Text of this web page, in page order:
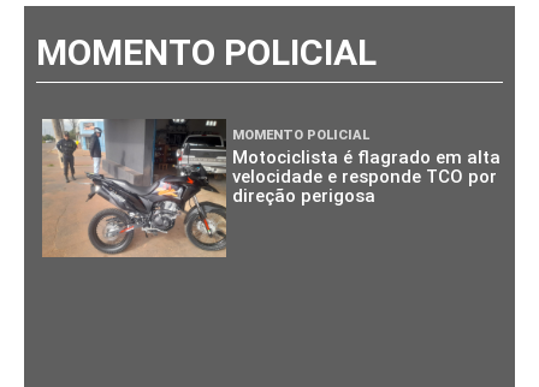
MOMENTO POLICIAL
MOMENTO POLICIAL
Motociclista é flagrado em alta
velocidade e responde TCO por
direção perigosa